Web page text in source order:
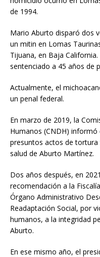
de 1994.
Mario Aburto disparó dos
un mitin en Lomas
Tijuana, en Baja
sentenciado a 45 años de
Actualmente, el
un penal federal.
En marzo de 2019, la
Humanos (CNDH)
presuntos actos de tortura
salud de Aburto Martínez.
Dos años después, en
recomendación a la
Órgano Administrativo
Readaptación Social, por
humanos, a la integridad
Aburto.
En ese mismo año, el